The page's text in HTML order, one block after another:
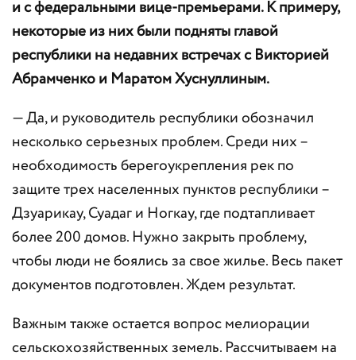
и с федеральными вице-премьерами. К примеру,
некоторые из них были подняты главой
республики на недавних встречах с Викторией
Абрамченко и Маратом Хуснуллиным.
— Да, и руководитель республики обозначил
несколько серьезных проблем. Среди них –
необходимость берегоукрепления рек по
защите трех населенных пунктов республики –
Дзуарикау, Суадаг и Ногкау, где подтапливает
более 200 домов. Нужно закрыть проблему,
чтобы люди не боялись за свое жилье. Весь пакет
документов подготовлен. Ждем результат.
Важным также остается вопрос мелиорации
сельскохозяйственных земель. Рассчитываем на